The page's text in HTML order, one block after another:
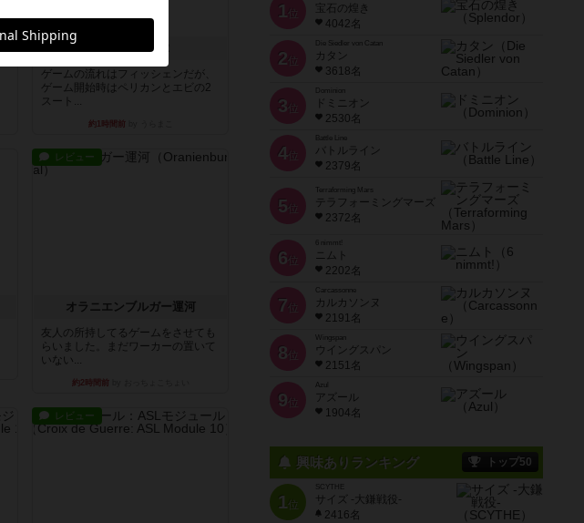
フィッシェン2
ゲームの流れはフィッシェンだが、
ゲーム開始時はペリカンとエビの2
スート...
約1時間前
レビュー
オラニエンブルガー運河
友人の所持してるゲームをさせても
らいました。まだワーカーの置いて
いない...
約2時間前
レビュー
1 位
宝石の煌き
4042名
2 位
Die Siedler von Catan
カタン
3618名
3 位
ドミニオン
2530名
4位
Battle Line
バトルライン
2379名
5 位
Terraforming Mars
テラフォーミングマーズ
2372名
6 位
ニムト
2202名
7 位
Carcassonne
カルカソンヌ
2191名
8 位
Wingspan
ウイングスパン
2151名
9 位
Azul
アズール
1904名
興味ありランキング トップ50
1位
SCYTHE
サイズ -大鎌戦役-
2416名